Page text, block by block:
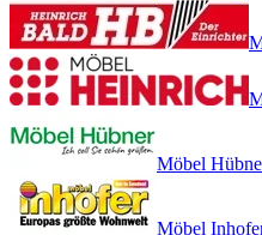
Möbel
Möbel